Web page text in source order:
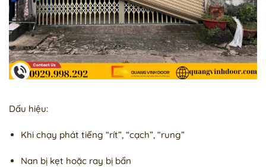
Dấu hiệu:
Khi chạy phát tiếng “rít”, “cạch”, “rung”
Nan bị kẹt hoặc ray bị bẩn